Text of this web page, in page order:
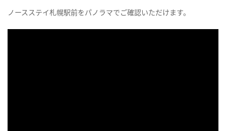
ノースステイ札幌駅前をパノラマでご確認いただけます。